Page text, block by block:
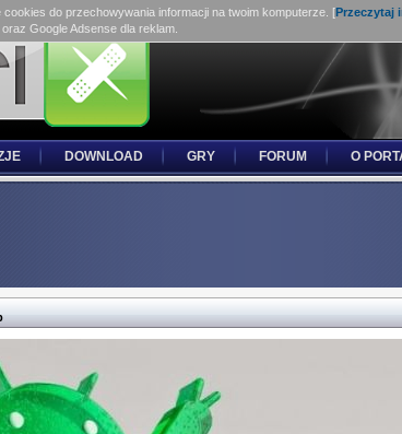
do przechowywania informacji na twoim komputerze. [Przeczytaj
Google Adsense dla reklam.
DOWNLOAD GRY FORUM O